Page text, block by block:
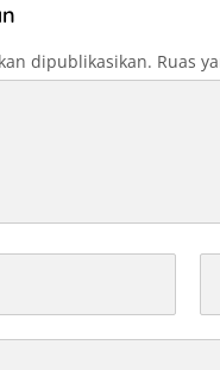
dipublikasikan. Ruas